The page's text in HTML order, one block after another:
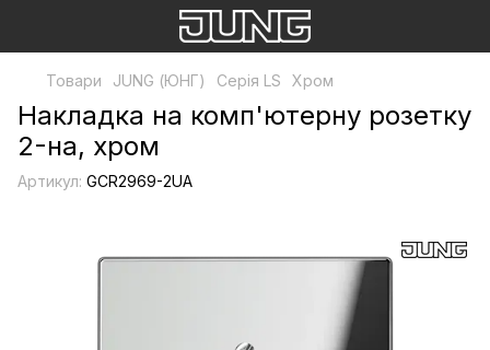
Товари JUNG (ЮНГ) Серія LS Хром
Накладка на комп'ютерну розетку
2-на, хром
Артикул: GCR2969-2UA